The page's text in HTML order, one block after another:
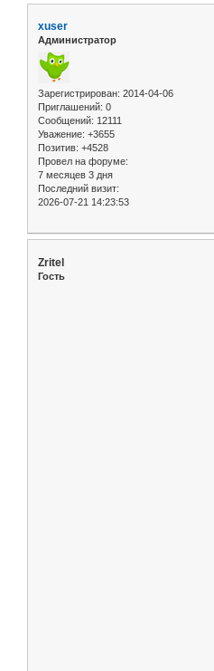
xuser
Администратор
Зарегистрирован: 2014-04-06
Приглашений: 0
Сообщений: 12111
Уважение: +3655
Позитив: +4528
Провел на форуме:
7 месяцев 3 дня
Последний визит:
2026-07-21 14:23:53
Zritel
Гость